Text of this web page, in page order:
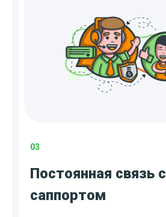
03
Постоянная связь с
саппортом